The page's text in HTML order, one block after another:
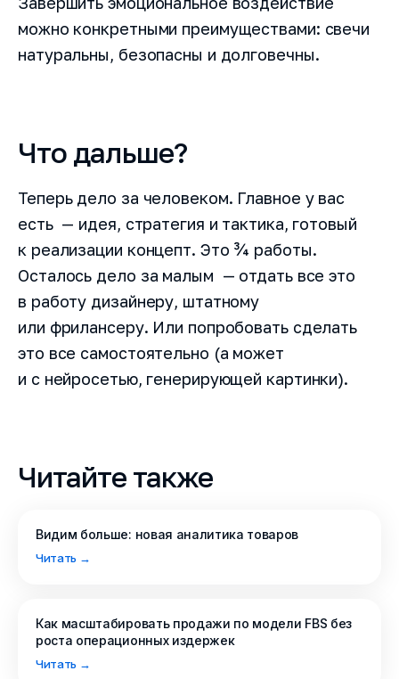
можно конкретными преимуществами: свечи
натуральны, безопасны и долговечны.
Что дальше?
Теперь дело за человеком. Главное у вас
есть — идея, стратегия и тактика, готовый
к реализации концепт. Это ¾ работы.
Осталось дело за малым — отдать все это
в работу дизайнеру, штатному
или фрилансеру. Или попробовать сделать
это все самостоятельно (а может
и с нейросетью, генерирующей картинки).
Читайте также
Видим больше: новая аналитика товаров
Читать →
Как масштабировать продажи по модели FBS без
роста операционных издержек
Читать →